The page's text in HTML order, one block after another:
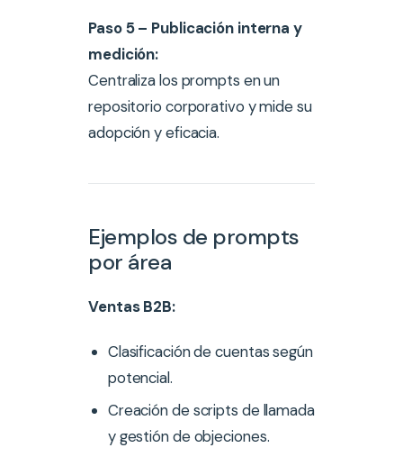
Paso 5 – Publicación interna y
medición:
Centraliza los prompts en un
repositorio corporativo y mide su
adopción y eficacia.
Ejemplos de prompts
por área
Ventas B2B:
Clasificación de cuentas según
potencial.
Creación de scripts de llamada
y gestión de objeciones.